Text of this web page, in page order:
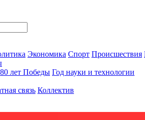
Экономика Спорт Происшествия
80 лет Победы Год науки и технологии
связь Коллектив